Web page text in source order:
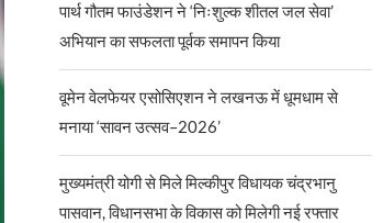
पार्थ गौतम फाउंडेशन ने ‘निःशुल्क शीतल जल सेवा’
अभियान का सफलता पूर्वक समापन किया
वूमेन वेलफेयर एसोसिएशन ने लखनऊ में धूमधाम से
मनाया ‘सावन उत्सव–2026’
मुख्यमंत्री योगी से मिले मिल्कीपुर विधायक चंद्रभानु
पासवान, विधानसभा के विकास को मिलेगी नई रफ्तार